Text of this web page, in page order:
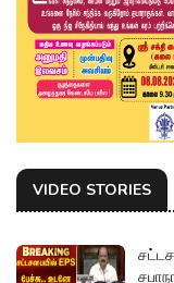
VIDEO STORIES